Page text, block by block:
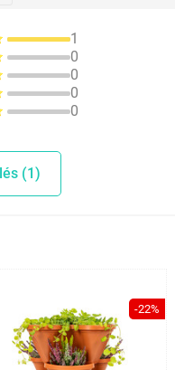
1
0
0
0
0
(1)
-22%